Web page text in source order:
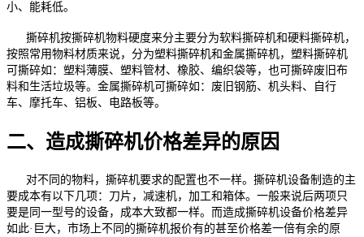
小、能耗低。
撕碎机按撕碎机物料硬度来分主要分为软料撕碎机和硬料撕碎机，
按照常用物料材质来说，分为塑料撕碎机和金属撕碎机，塑料撕碎机
可撕碎如：塑料薄膜、塑料管材、橡胶、编织袋等，也可撕碎废旧布
料和生活垃圾等。金属撕碎机可撕碎如：废旧钢筋、机头料、自行
车、摩托车、铝板、电路板等。
二、造成撕碎机价格差异的原因
对不同的物料，撕碎机要求的配置也不一样。撕碎机设备制造的主
要成本有以下几项：刀片，减速机，加工和箱体。一般来说后两项只
要是同一型号的设备，成本大致都一样。而造成撕碎机设备价格差异
如此·巨大，市场上不同的撕碎机报价有的甚至价格差一倍有余的原